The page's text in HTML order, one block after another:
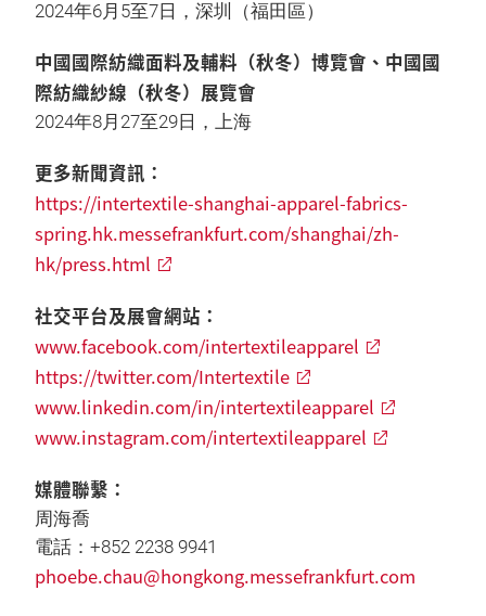
2024年6月5至7日，深圳（福田區）
中國國際紡織面料及輔料（秋冬）博覽會、中國國
際紡織紗線（秋冬）展覽會
2024年8月27至29日，上海
更多新聞資訊：
https://intertextile-shanghai-apparel-fabrics-
spring.hk.messefrankfurt.com/shanghai/zh-
hk/press.html
社交平台及展會網站：
www.facebook.com/intertextileapparel
https://twitter.com/Intertextile
www.linkedin.com/in/intertextileapparel
www.instagram.com/intertextileapparel
媒體聯繫：
周海喬
電話：+852 2238 9941
phoebe.chau@hongkong.messefrankfurt.com